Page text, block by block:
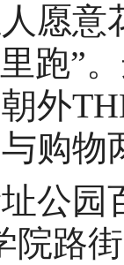
愿意
跑”
外
购物
园
院路